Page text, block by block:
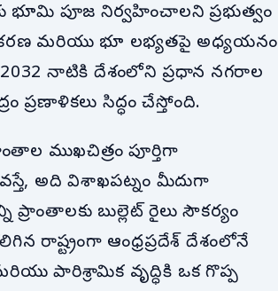
పూజ నిర్వహించాలని ప్రభుత్వం
భూసేకరణ మరియు భూ లభ్యతపై అధ్యయనం
2032 నాటికి దేశంలోని ప్రధాన నగరాల
ప్రణాళికలు సిద్ధం చేస్తోంది.
ముఖచిత్రం పూర్తిగా
అది విశాఖపట్నం మీదుగా
ప్రాంతాలకు బుల్లెట్ రైలు సౌకర్యం
రాష్ట్రంగా ఆంధ్రప్రదేశ్ దేశంలోనే
పారిశ్రామిక వృద్ధికి ఒక గొప్ప